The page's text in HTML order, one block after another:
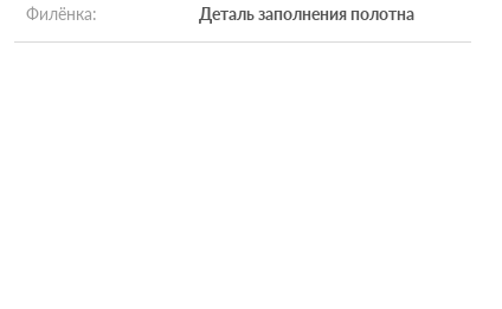
Филёнка: Деталь заполнения полотна